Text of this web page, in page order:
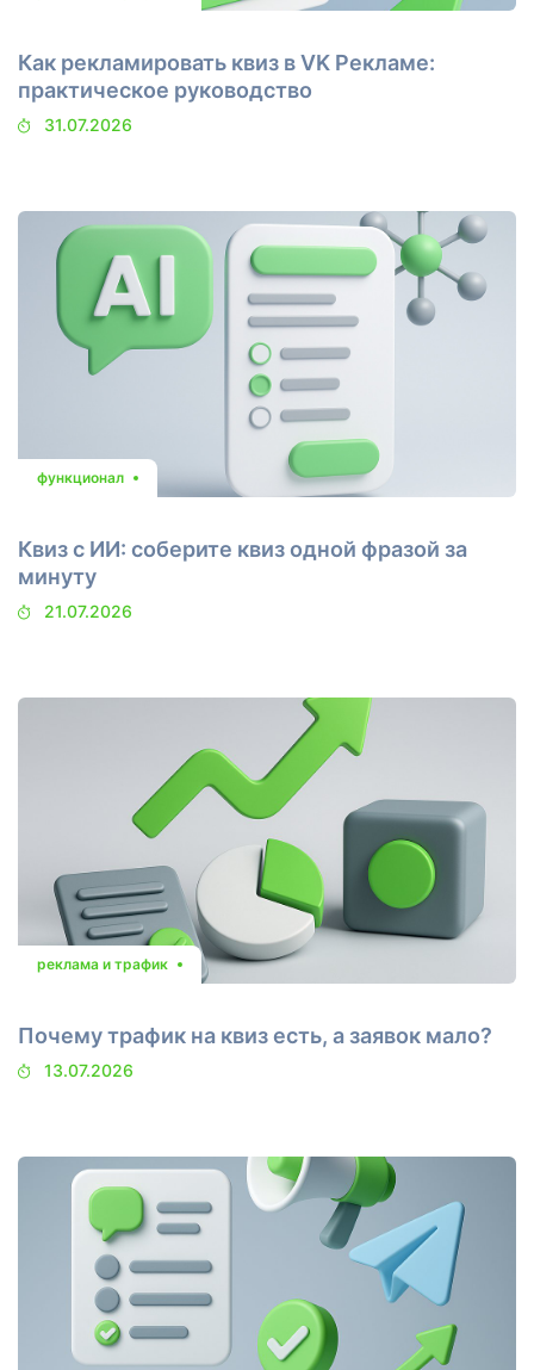
Как рекламировать квиз в VK Рекламе:
практическое руководство
31.07.2026
функционал
Квиз с ИИ: соберите квиз одной фразой за
минуту
21.07.2026
реклама и трафик
Почему трафик на квиз есть, а заявок мало?
13.07.2026